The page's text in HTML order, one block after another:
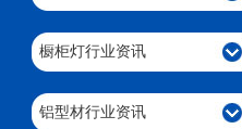
橱柜灯行业资讯
铝型材行业资讯